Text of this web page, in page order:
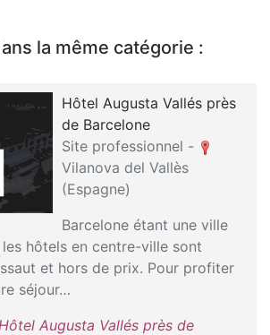
la même catégorie :
Hôtel Augusta Vallés près
de Barcelone
Site professionnel -
Vilanova del Vallès
(Espagne)
Barcelone étant une ville
hôtels en centre-ville sont
et hors de prix. Pour profiter
séjour…
Augusta Vallés près de